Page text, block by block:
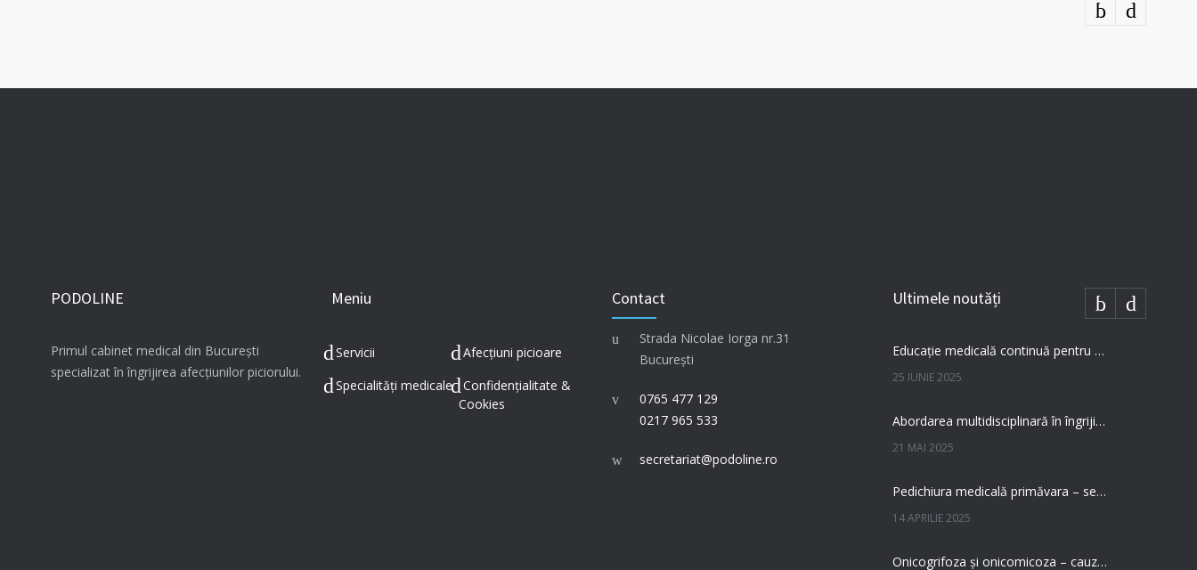
PODOLINE
Primul cabinet medical din București
specializat în îngrijirea afecțiunilor piciorului.
Meniu
Servicii
Afecțiuni picioare
Specialități medicale
Confidențialitate &
Cookies
Contact
Strada Nicolae Iorga nr.31
București
0765 477 129
0217 965 533
secretariat@podoline.ro
Ultimele noutăți
Educație medicală continuă pentru profesioniști dedicați – Podoline susține perfecționarea în îngrijirea piciorului diabetic
25 IUNIE 2025
Abordarea multidisciplinară în îngrijirea piciorului
21 MAI 2025
Pedichiura medicală primăvara – secretul picioarelor sănătoase și fără dureri
14 APRILIE 2025
Onicogrifoza și onicomicoza – cauze, prevenție, tratament